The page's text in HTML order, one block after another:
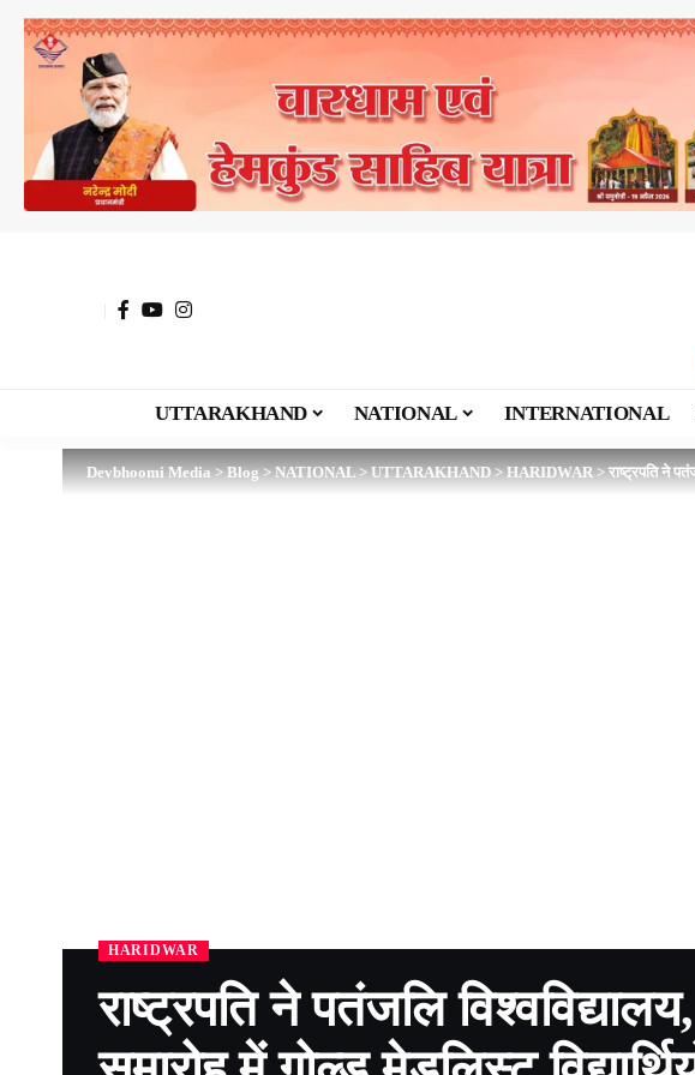
UTTARAKHAND NATIONAL INTERNATIONAL
Devbhoomi Media>Blog>NATIONAL>UTTARAKHAND>HARIDWAR>राष्ट्रपति ने
HARIDWAR
राष्ट्रपति ने पतंजलि